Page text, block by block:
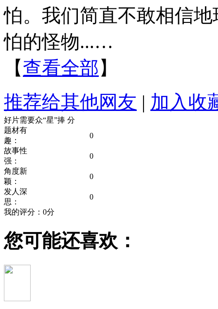
怕。我们简直不敢相信
怕的怪物...…
【查看全部 】
推荐给其他网友 | 加入收
好片需要众“星”捧 分
题材有
趣：
0
故事性
强：
0
角度新
颖：
0
发人深
思：
0
我的评分： 0分
您可能还喜欢：